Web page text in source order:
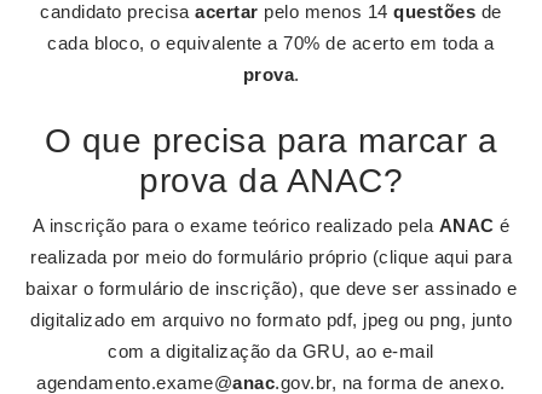
candidato precisaacertar pelo menos 14questões de
cada bloco, o equivalente a 70% de acerto em toda a
prova.
O que precisa para marcar a
prova da ANAC?
A inscrição para o exame teórico realizado pela ANAC é
realizada por meio do formulário próprio (clique aqui para
baixar o formulário de inscrição), que deve ser assinado e
digitalizado em arquivo no formato pdf, jpeg ou png, junto
com a digitalização da GRU, ao e-mail
agendamento.exame@anac.gov.br, na forma de anexo.